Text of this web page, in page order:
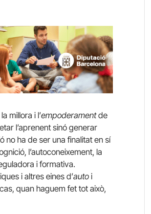
millora i l’empoderamentde
l’aprenent sinó generar
no ha de ser una finalitat en sí
l’autoconeixement, la
i formativa.
i altres eines d’auto i
quan haguem fet tot això,